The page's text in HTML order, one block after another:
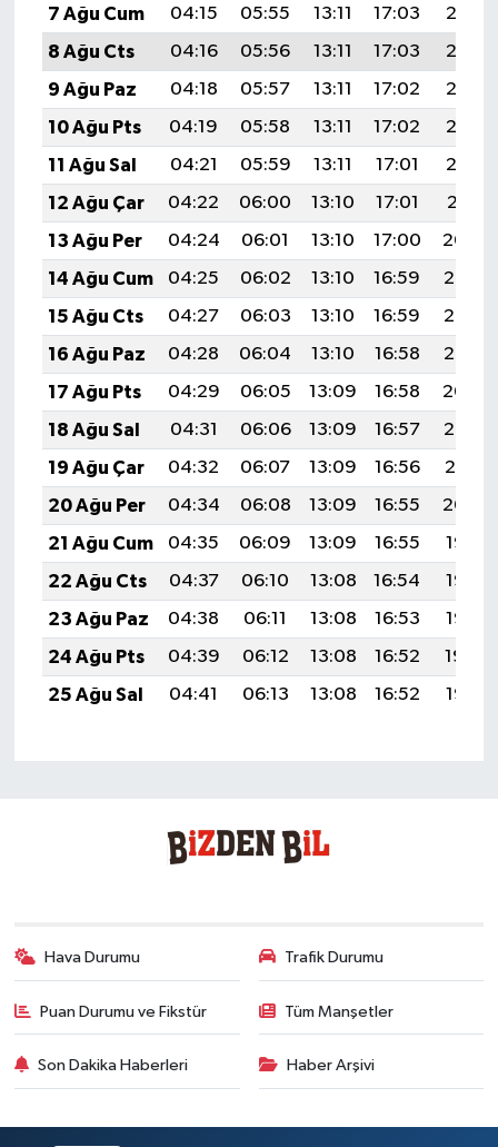
7 Ağu Cum
04:15 05:55 13:11 17:03
20:17
8 Ağu Cts
04:16 05:56 13:11 17:03
20:16
9 Ağu Paz
04:18 05:57 13:11 17:02
20:15
10 Ağu Pts
04:19 05:58 13:11 17:02
20:13
11 Ağu Sal
04:21 05:59 13:11 17:01
20:12
12 Ağu Çar
04:22 06:00 13:10 17:01
20:11
13 Ağu Per
04:24 06:01 13:10 17:00
20:09
14 Ağu Cum
04:25 06:02 13:10 16:59
20:08
15 Ağu Cts
04:27 06:03 13:10 16:59
20:07
16 Ağu Paz
04:28 06:04 13:10 16:58
20:05
17 Ağu Pts
04:29 06:05 13:09 16:58
20:04
18 Ağu Sal
04:31 06:06 13:09 16:57
20:02
19 Ağu Çar
04:32 06:07 13:09 16:56
20:01
20 Ağu Per
04:34 06:08 13:09 16:55
20:00
21 Ağu Cum
04:35 06:09 13:09 16:55
19:58
22 Ağu Cts
04:37 06:10 13:08 16:54
19:57
23 Ağu Paz
04:38 06:11 13:08 16:53
19:55
24 Ağu Pts
04:39 06:12 13:08 16:52
19:54
25 Ağu Sal
04:41 06:13 13:08 16:52 19:52
Hava Durumu Trafik Durumu
Puan Durumu ve Fikstür Tüm Manşetler
Son Dakika Haberleri Haber Arşivi